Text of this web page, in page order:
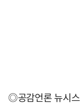
◎공감언론 뉴시스